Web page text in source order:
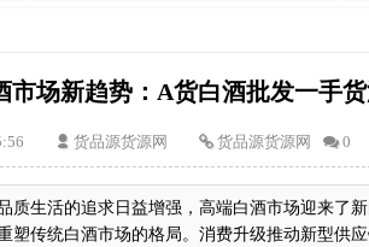
市场新趋势：A货白酒批发一手
货品源货源网 货品源货源网 0
质生活的追求日益增强，高端白酒市场迎来了
塑传统白酒市场的格局。消费升级推动新型供